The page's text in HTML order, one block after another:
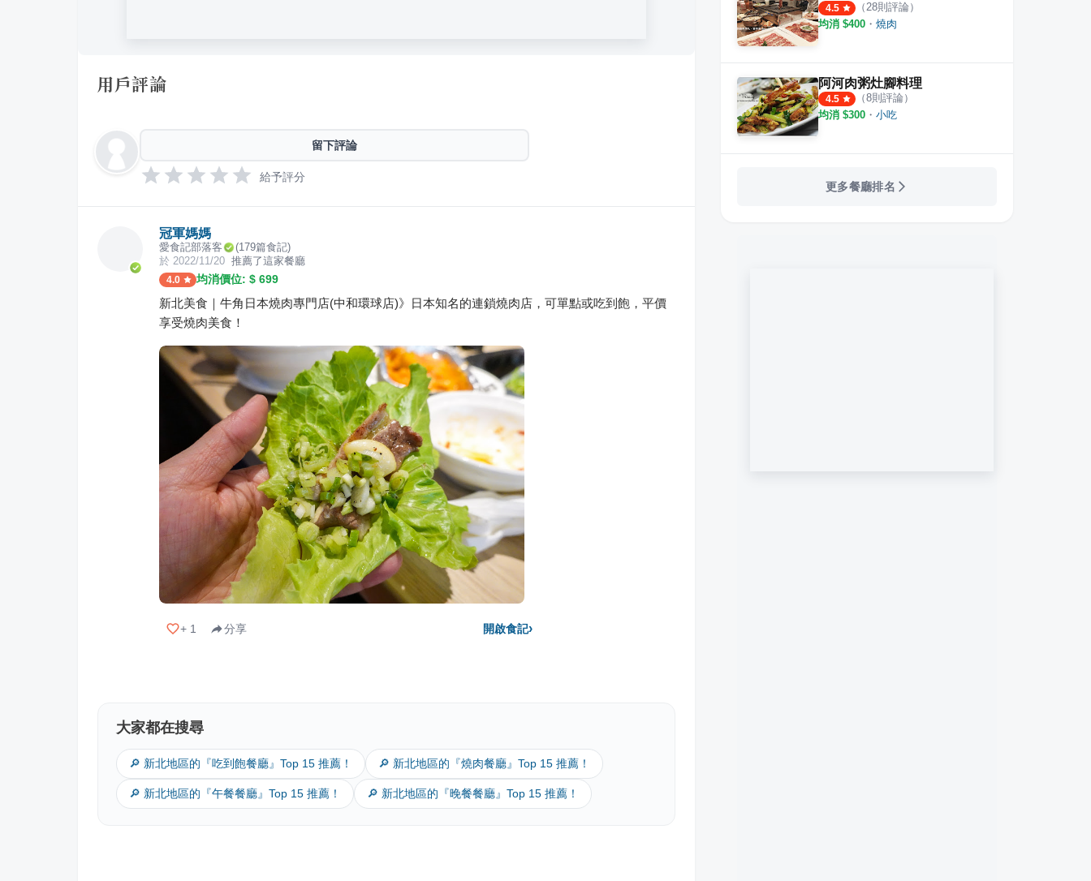
用戶評論
留下評論
給予評分
冠軍媽媽
愛食記部落客 (179篇食記)
於 2022/11/20 推薦了這家餐廳
4.0 均消價位: $ 699
新北美食｜牛角日本燒肉專門店(中和環球店)》日本知名的連鎖燒肉店，可單點或吃到飽，平價
享受燒肉美食！
+ 1 分享 開啟食記›
大家都在搜尋
🔎 新北地區的『吃到飽餐廳』Top 15 推薦！ 🔎 新北地區的『燒肉餐廳』Top 15 推薦！
🔎 新北地區的『午餐餐廳』Top 15 推薦！ 🔎 新北地區的『晚餐餐廳』Top 15 推薦！
4.5 （28則評論）
均消 $400 ・ 燒肉
阿河肉粥灶腳料理
4.5 （8則評論）
均消 $300 ・ 小吃
更多餐廳排名